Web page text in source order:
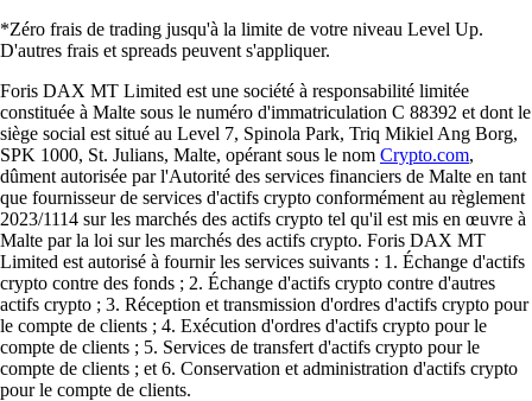
*Zéro frais de trading jusqu'à la limite de votre niveau Level Up.
D'autres frais et spreads peuvent s'appliquer.
Foris DAX MT Limited est une société à responsabilité limitée
constituée à Malte sous le numéro d'immatriculation C 88392 et dont le
siège social est situé au Level 7, Spinola Park, Triq Mikiel Ang Borg,
SPK 1000, St. Julians, Malte, opérant sous le nom Crypto.com,
dûment autorisée par l'Autorité des services financiers de Malte en tant
que fournisseur de services d'actifs crypto conformément au règlement
2023/1114 sur les marchés des actifs crypto tel qu'il est mis en œuvre à
Malte par la loi sur les marchés des actifs crypto. Foris DAX MT
Limited est autorisé à fournir les services suivants : 1. Échange d'actifs
crypto contre des fonds ; 2. Échange d'actifs crypto contre d'autres
actifs crypto ; 3. Réception et transmission d'ordres d'actifs crypto pour
le compte de clients ; 4. Exécution d'ordres d'actifs crypto pour le
compte de clients ; 5. Services de transfert d'actifs crypto pour le
compte de clients ; et 6. Conservation et administration d'actifs crypto
pour le compte de clients.